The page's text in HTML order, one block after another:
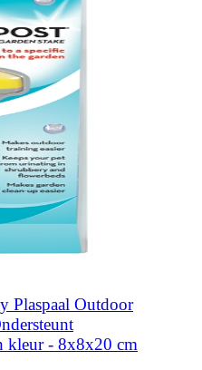
Plaspaal Outdoor
kleur - 8x8x20 cm